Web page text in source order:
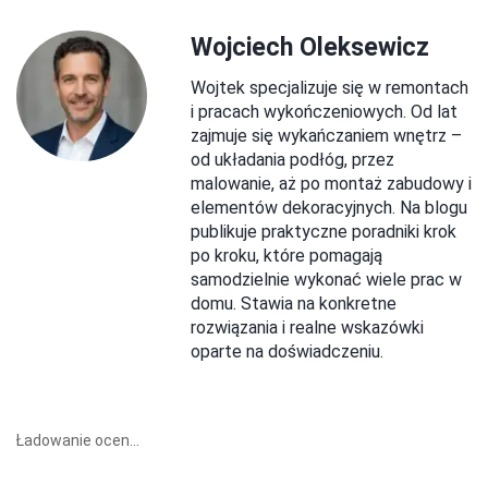
Wojciech Oleksewicz
Wojtek specjalizuje się w remontach
i pracach wykończeniowych. Od lat
zajmuje się wykańczaniem wnętrz –
od układania podłóg, przez
malowanie, aż po montaż zabudowy i
elementów dekoracyjnych. Na blogu
publikuje praktyczne poradniki krok
po kroku, które pomagają
samodzielnie wykonać wiele prac w
domu. Stawia na konkretne
rozwiązania i realne wskazówki
oparte na doświadczeniu.
Ładowanie ocen...